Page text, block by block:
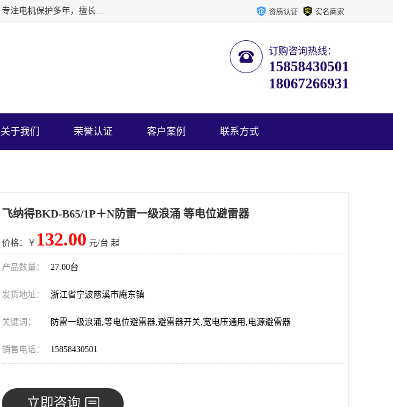
宁波飞纳得电器有限公司以工业电器为主导，集研发，制造，贸易，服务等功能于一体的科技型企业，专注电机保护多年，擅长单片机技术在工业控制、电力电子、汽车电子等领域的应用。主要产品有电机保护器，缺相保护器，相序保护器，电压电流表，浪涌保护器，温控器等我们的使命是通过系统的解决方案为客户创造高的价值，我们也热诚欢迎国内外客户来公司考察交流。 资质认证 实名商家
订购咨询热线：
15858430501
18067266931
关于我们 荣誉认证 客户案例 联系方式
飞纳得BKD-B65/1P＋N防雷一级浪涌 等电位避雷器
价格：￥ 132.00 元/台 起
产品数量： 27.00台
发货地址： 浙江省宁波慈溪市庵东镇
关键词： 防雷一级浪涌,等电位避雷器,避雷器开关,宽电压通用,电源避雷器
销售电话： 15858430501
立即咨询